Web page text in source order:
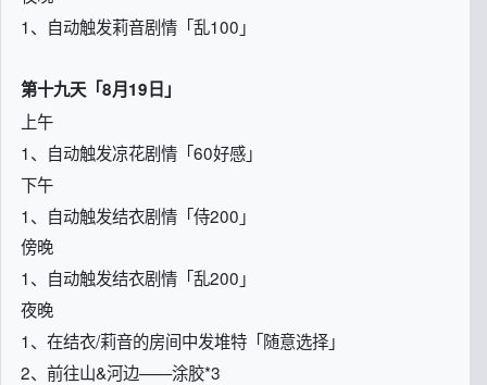
1、自动触发莉音剧情「乱100」
第十九天「8月19日」
上午
1、自动触发凉花剧情「60好感」
下午
1、自动触发结衣剧情「侍200」
傍晚
1、自动触发结衣剧情「乱200」
夜晚
1、在结衣/莉音的房间中发堆特「随意选择」
2、前往山&河边——涂胶*3